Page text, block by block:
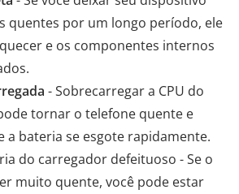
quentes por um longo período, ele
e os componentes internos
- Sobrecarregar a CPU do
tornar o telefone quente e
a bateria se esgote rapidamente.
do carregador defeituoso - Se o
muito quente, você pode estar